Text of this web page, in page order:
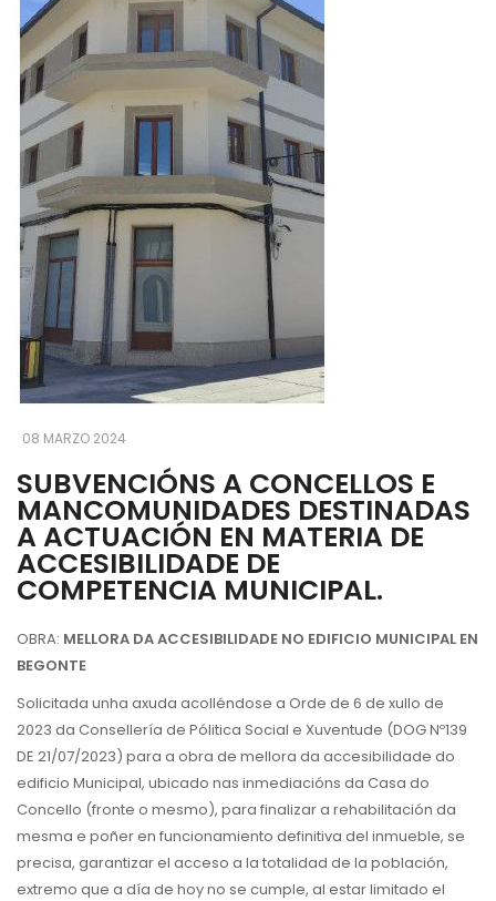
08 MARZO 2024
SUBVENCIÓNS A CONCELLOS E
MANCOMUNIDADES DESTINADAS
A ACTUACIÓN EN MATERIA DE
ACCESIBILIDADE DE
COMPETENCIA MUNICIPAL.
OBRA: MELLORA DA ACCESIBILIDADE NO EDIFICIO MUNICIPAL EN
BEGONTE
Solicitada unha axuda acolléndose a Orde de 6 de xullo de
2023 da Consellería de Pólitica Social e Xuventude (DOG Nº139
DE 21/07/2023) para a obra de mellora da accesibilidade do
edificio Municipal, ubicado nas inmediacións da Casa do
Concello (fronte o mesmo), para finalizar a rehabilitación da
mesma e poñer en funcionamiento definitiva del inmueble, se
precisa, garantizar el acceso a la totalidad de la población,
extremo que a día de hoy no se cumple, al estar limitado el